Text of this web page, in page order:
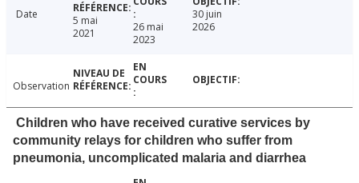
Date
5 mai
2021
26 mai
2023
30 juin
2026
Observation
Children who have received curative services by
community relays for children who suffer from
pneumonia, uncomplicated malaria and diarrhea